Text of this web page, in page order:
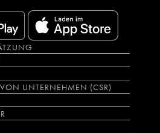
UNTERNEHMEN (CSR)